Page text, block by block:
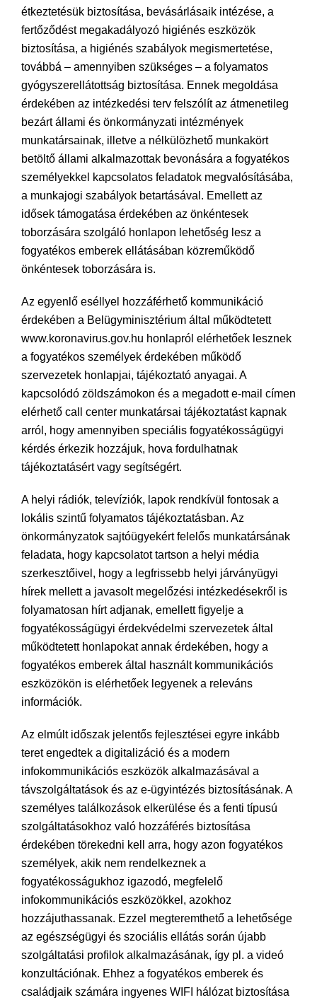
étkeztetésük biztosítása, bevásárlásaik intézése, a
fertőződést megakadályozó higiénés eszközök
biztosítása, a higiénés szabályok megismertetése,
továbbá – amennyiben szükséges – a folyamatos
gyógyszerellátottság biztosítása. Ennek megoldása
érdekében az intézkedési terv felszólít az átmenetileg
bezárt állami és önkormányzati intézmények
munkatársainak, illetve a nélkülözhető munkakört
betöltő állami alkalmazottak bevonására a fogyatékos
személyekkel kapcsolatos feladatok megvalósításába,
a munkajogi szabályok betartásával. Emellett az
idősek támogatása érdekében az önkéntesek
toborzására szolgáló honlapon lehetőség lesz a
fogyatékos emberek ellátásában közreműködő
önkéntesek toborzására is.
Az egyenlő eséllyel hozzáférhető kommunikáció
érdekében a Belügyminisztérium által működtetett
www.koronavirus.gov.hu honlapról elérhetőek lesznek
a fogyatékos személyek érdekében működő
szervezetek honlapjai, tájékoztató anyagai. A
kapcsolódó zöldszámokon és a megadott e-mail címen
elérhető call center munkatársai tájékoztatást kapnak
arról, hogy amennyiben speciális fogyatékosságügyi
kérdés érkezik hozzájuk, hova fordulhatnak
tájékoztatásért vagy segítségért.
A helyi rádiók, televíziók, lapok rendkívül fontosak a
lokális szintű folyamatos tájékoztatásban. Az
önkormányzatok sajtóügyekért felelős munkatársának
feladata, hogy kapcsolatot tartson a helyi média
szerkesztőivel, hogy a legfrissebb helyi járványügyi
hírek mellett a javasolt megelőzési intézkedésekről is
folyamatosan hírt adjanak, emellett figyelje a
fogyatékosságügyi érdekvédelmi szervezetek által
működtetett honlapokat annak érdekében, hogy a
fogyatékos emberek által használt kommunikációs
eszközökön is elérhetőek legyenek a releváns
információk.
Az elmúlt időszak jelentős fejlesztései egyre inkább
teret engedtek a digitalizáció és a modern
infokommunikációs eszközök alkalmazásával a
távszolgáltatások és az e-ügyintézés biztosításának. A
személyes találkozások elkerülése és a fenti típusú
szolgáltatásokhoz való hozzáférés biztosítása
érdekében törekedni kell arra, hogy azon fogyatékos
személyek, akik nem rendelkeznek a
fogyatékosságukhoz igazodó, megfelelő
infokommunikációs eszközökkel, azokhoz
hozzájuthassanak. Ezzel megteremthető a lehetősége
az egészségügyi és szociális ellátás során újabb
szolgáltatási profilok alkalmazásának, így pl. a videó
konzultációnak. Ehhez a fogyatékos emberek és
családjaik számára ingyenes WIFI hálózat biztosítása